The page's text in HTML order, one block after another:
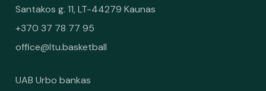
Santakos g. 11, LT-44279 Kaunas
+370 37 78 77 95
office@ltu.basketball
UAB Urbo bankas